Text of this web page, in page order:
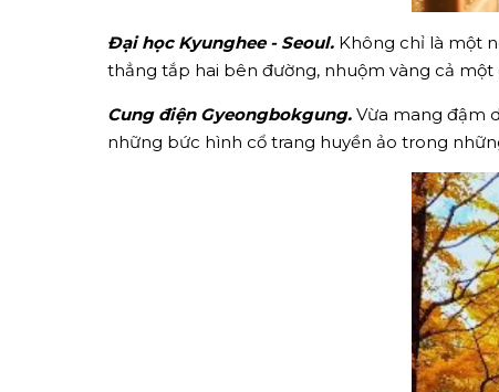
Đại học Kyunghee - Seoul. Không chỉ là một
thẳng tắp hai bên đường, nhuộm vàng cả
Cung điện Gyeongbokgung. Vừa mang đậm
những bức hình cổ trang huyền ảo trong